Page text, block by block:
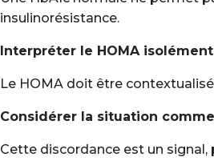
insulinorésistance.
Interpréter le HOMA isolément
Le HOMA doit être
Considérer la situation
Cette discordance est un signal,